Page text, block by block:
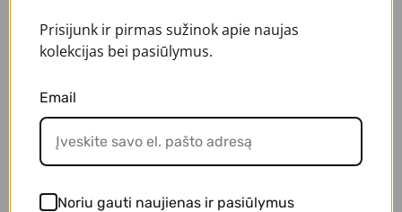
−20%Prisijunk ir pirmas sužinok apie naujas
kolekcijas bei pasiūlymus.
Email
Noriu gauti naujienas ir pasiūlymus